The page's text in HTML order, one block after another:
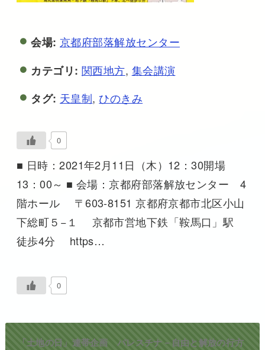
会場: 京都府部落解放センター
カテゴリ: 関西地方, 集会講演
タグ: 天皇制,ひのきみ
0
■ 日時：2021年2月11日（木）12：30開場
13：00～ ■ 会場：京都府部落解放センター 4
階ホール 〒603-8151 京都府京都市北区小山
下総町５−１ 京都市営地下鉄「鞍馬口」駅
徒歩4分 https…
0
「土地の日」連帯企画 パレスチナ－自由と解放の行方